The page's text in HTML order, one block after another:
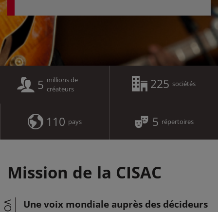
5 millions de
créateurs
225 sociétés
110 pays 5 répertoires
Mission de la CISAC
Une voix mondiale auprès des décideurs